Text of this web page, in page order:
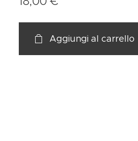
Aggiungi al carrello